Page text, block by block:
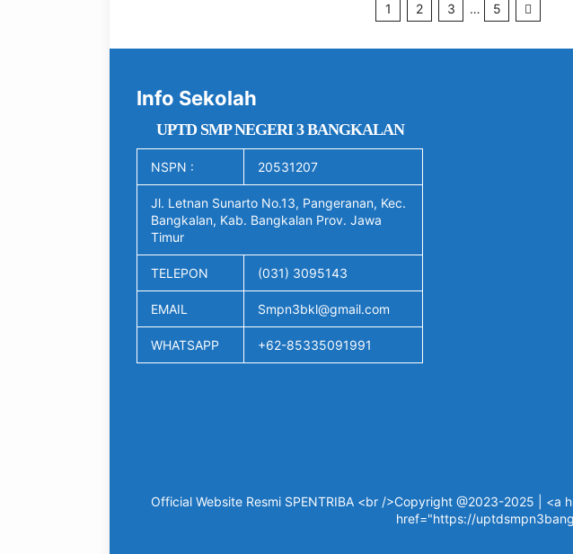
1 2 3 … 5
Info Sekolah
UPTD SMP NEGERI 3 BANGKALAN
NSPN : 20531207
Jl. Letnan Sunarto No.13, Pangeranan, Kec.
Bangkalan, Kab. Bangkalan Prov. Jawa
Timur
TELEPON (031) 3095143
EMAIL Smpn3bkl@gmail.com
WHATSAPP +62-85335091991
Official Website Resmi SPENTRIBA <br />Copyright @2023-2025 |
href="https://